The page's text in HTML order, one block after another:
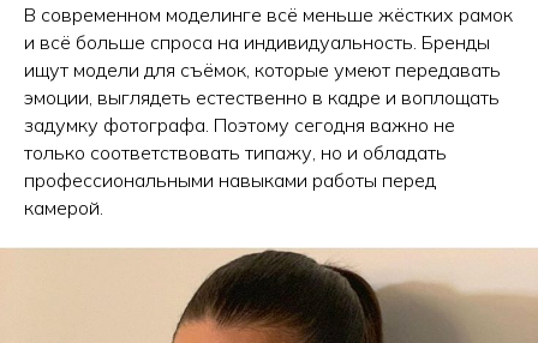
В современном моделинге всё меньше жёстких рамок
и всё больше спроса на индивидуальность. Бренды
ищут модели для съёмок, которые умеют передавать
эмоции, выглядеть естественно в кадре и воплощать
задумку фотографа. Поэтому сегодня важно не
только соответствовать типажу, но и обладать
профессиональными навыками работы перед
камерой.